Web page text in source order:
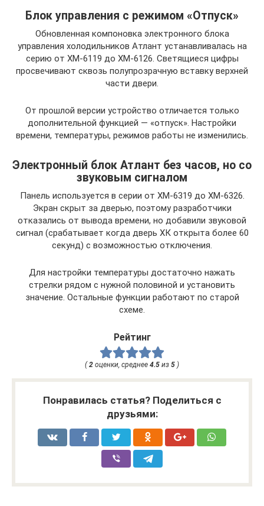
Блок управления с режимом «Отпуск»
Обновленная компоновка электронного блока
управления холодильников Атлант устанавливалась на
серию от ХМ-6119 до ХМ-6126. Светящиеся цифры
просвечивают сквозь полупрозрачную вставку верхней
части двери.
От прошлой версии устройство отличается только
дополнительной функцией — «отпуск». Настройки
времени, температуры, режимов работы не изменились.
Электронный блок Атлант без часов, но со
звуковым сигналом
Панель используется в серии от ХМ-6319 до ХМ-6326.
Экран скрыт за дверью, поэтому разработчики
отказались от вывода времени, но добавили звуковой
сигнал (срабатывает когда дверь ХК открыта более 60
секунд) с возможностью отключения.
Для настройки температуры достаточно нажать
стрелки рядом с нужной половиной и установить
значение. Остальные функции работают по старой
схеме.
Рейтинг
( 2 оценки, среднее 4.5 из 5 )
Понравилась статья? Поделиться с
друзьями: